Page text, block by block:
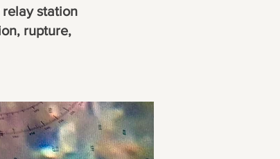
station
rupture,